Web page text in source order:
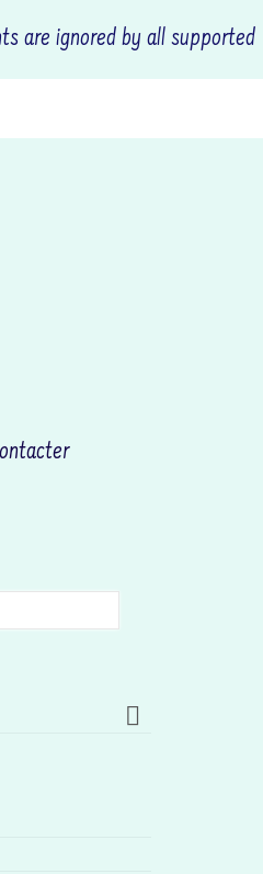
are ignored by all supported